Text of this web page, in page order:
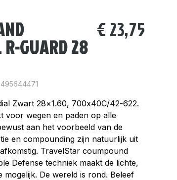
GUARD 28
€ 23,75
Zwart 28×1.60, 700x40C/42-622.
voor wegen en paden op alle
aan het voorbeeld van de
en compounding zijn natuurlijk uit
TravelStar coumpound
Defense techniek maakt de lichte,
De wereld is rond. Beleef